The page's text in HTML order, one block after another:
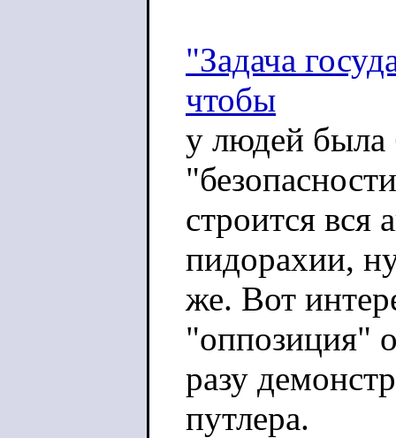
"Задача
чтобы
у людей была
строится вся
пидорахии,
же. Вот
"оппозиция"
разу
путлера.